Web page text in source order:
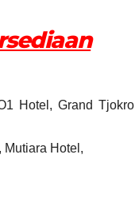
Hotel, Grand Tjokro
Mutiara Hotel,